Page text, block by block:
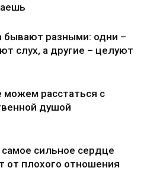
бывают разными: одни –
слух, а другие – целуют
расстаться с
душой
сильное сердце
от плохого отношения